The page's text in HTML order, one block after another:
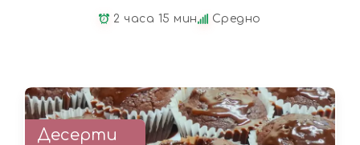
2 часа 15 мин Средно
Десерти